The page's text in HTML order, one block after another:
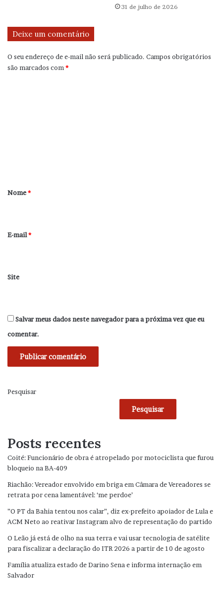
31 de julho de 2026
Deixe um comentário
O seu endereço de e-mail não será publicado. Campos obrigatórios
são marcados com*
r
*
Nome*
E-mail*
Site
Salvar meus dados neste navegador para a próxima vez que eu
comentar.
Pesquisar
Pesquisar
Posts recentes
Coité: Funcionário de obra é atropelado por motociclista que furou
bloqueio na BA-409
Riachão: Vereador envolvido em briga em Câmara de Vereadores se
retrata por cena lamentável: ‘me perdoe’
”O PT da Bahia tentou nos calar”, diz ex-prefeito apoiador de Lula e
ACM Neto ao reativar Instagram alvo de representação do partido
O Leão já está de olho na sua terra e vai usar tecnologia de satélite
para fiscalizar a declaração do ITR 2026 a partir de 10 de agosto
Família atualiza estado de Darino Sena e informa internação em
Salvador